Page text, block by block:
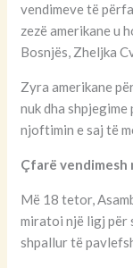
vendimeve të
zezë amerikane u
Bosnjës, Zheljka
Zyra amerikane
nuk dha
njoftimin e saj të
Çfarë vendimesh
Më 18 tetor,
miratoi një ligj për
shpallur të